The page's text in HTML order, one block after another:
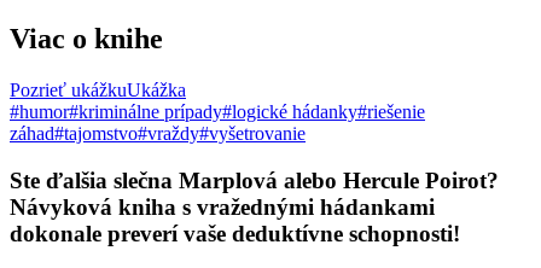
Viac o knihe
Pozrieť ukážkuUkážka
#humor#kriminálne prípady#logické hádanky#riešenie
záhad#tajomstvo#vraždy#vyšetrovanie
Ste ďalšia slečna Marplová alebo Hercule Poirot?
Návyková kniha s vražednými hádankami
dokonale preverí vaše deduktívne schopnosti!